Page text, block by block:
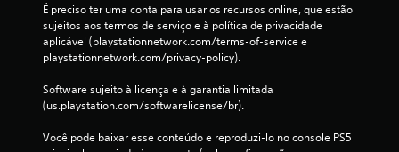
É preciso ter uma conta para usar os recursos online, que estão
sujeitos aos termos de serviço e à política de privacidade
aplicável (playstationnetwork.com/terms-of-service e
playstationnetwork.com/privacy-policy).
Software sujeito à licença e à garantia limitada
(us.playstation.com/softwarelicense/br).
Você pode baixar esse conteúdo e reproduzi-lo no console PS5